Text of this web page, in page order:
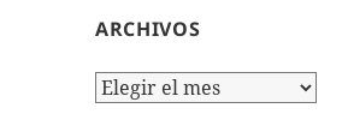
ARCHIVOS
Archivos